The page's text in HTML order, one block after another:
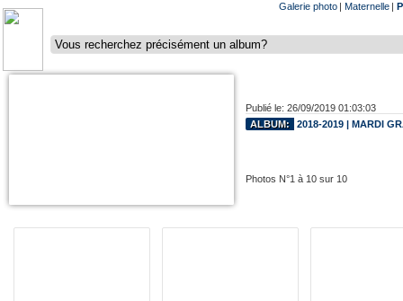
|
| Maternelle
Galerie photo
Publié le: 26/09/2019 01:03:03
ALBUM:
2018-2019 | MARDI
Photos N°1 à 10 sur 10